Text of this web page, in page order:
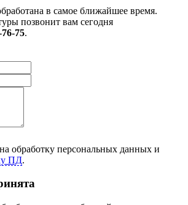
в самое ближайшее время.
позвонит вам сегодня
75.
обработку персональных данных и
ПД.